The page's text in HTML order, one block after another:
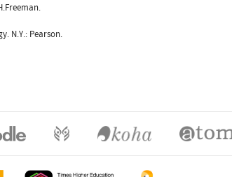
N.Y.: Pearson.